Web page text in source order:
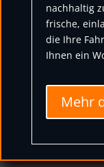
nachhaltig
frische,
die Ihre
Ihnen ein
Mehr